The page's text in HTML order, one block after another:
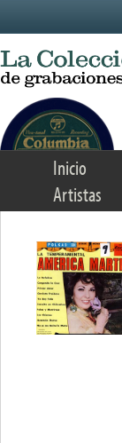
Inicio
Artistas